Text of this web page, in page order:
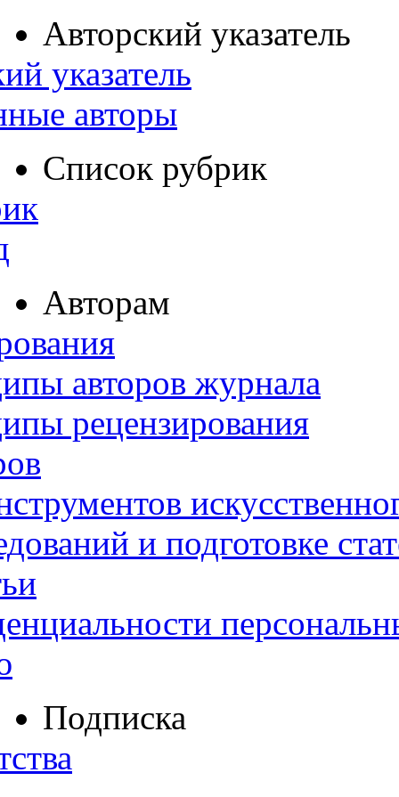
Авторский указатель
указатель
авторы
Список рубрик
Авторам
авторов журнала
рецензирования
и подготовке
Подписка